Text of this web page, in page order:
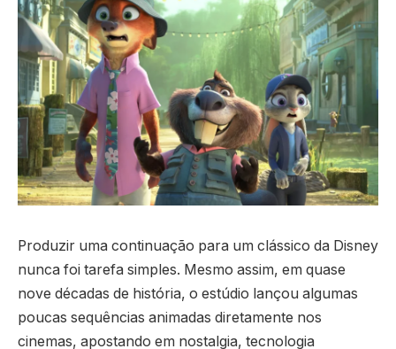
Produzir uma continuação para um clássico da Disney
nunca foi tarefa simples. Mesmo assim, em quase
nove décadas de história, o estúdio lançou algumas
poucas sequências animadas diretamente nos
cinemas, apostando em nostalgia, tecnologia